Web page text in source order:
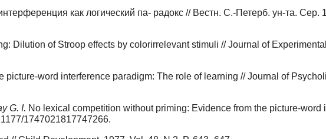
как логический па- радокс // Вестн. С.-Петерб. ун-та. Сер.
Dilution of Stroop effects by colorirrelevant stimuli // Journal of
picture-word interference paradigm: The role of learning // Journal of
G. I. No lexical competition without priming: Evidence from the picture-word
1747021817747266.